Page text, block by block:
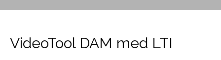
VideoTool DAM med LTI